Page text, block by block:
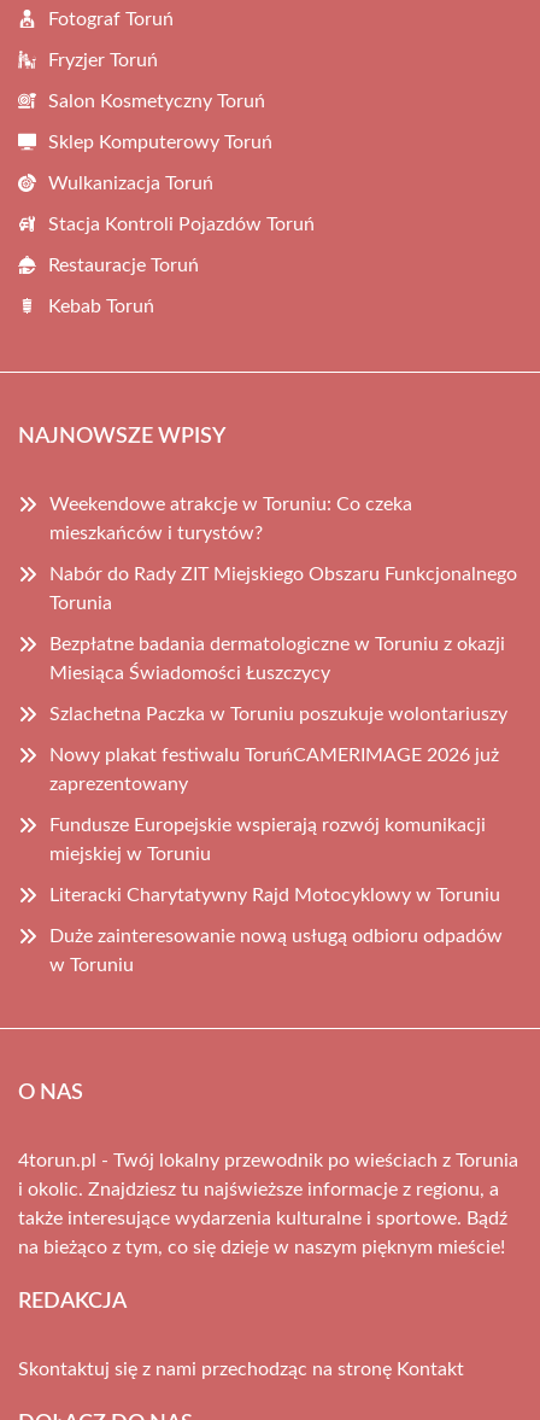
Fotograf Toruń
Fryzjer Toruń
Salon Kosmetyczny Toruń
Sklep Komputerowy Toruń
Wulkanizacja Toruń
Stacja Kontroli Pojazdów Toruń
Restauracje Toruń
Kebab Toruń
NAJNOWSZE WPISY
Weekendowe atrakcje w Toruniu: Co czeka
mieszkańców i turystów?
Nabór do Rady ZIT Miejskiego Obszaru Funkcjonalnego
Torunia
Bezpłatne badania dermatologiczne w Toruniu z okazji
Miesiąca Świadomości Łuszczycy
Szlachetna Paczka w Toruniu poszukuje wolontariuszy
Nowy plakat festiwalu ToruńCAMERIMAGE 2026 już
zaprezentowany
Fundusze Europejskie wspierają rozwój komunikacji
miejskiej w Toruniu
Literacki Charytatywny Rajd Motocyklowy w Toruniu
Duże zainteresowanie nową usługą odbioru odpadów
w Toruniu
O NAS
4torun.pl - Twój lokalny przewodnik po wieściach z Torunia
i okolic. Znajdziesz tu najświeższe informacje z regionu, a
także interesujące wydarzenia kulturalne i sportowe. Bądź
na bieżąco z tym, co się dzieje w naszym pięknym mieście!
REDAKCJA
Skontaktuj się z nami przechodząc na stronę Kontakt